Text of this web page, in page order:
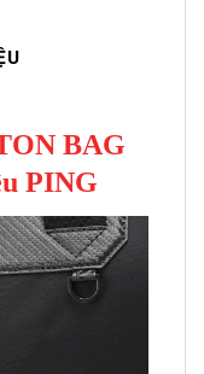
BAG
PING